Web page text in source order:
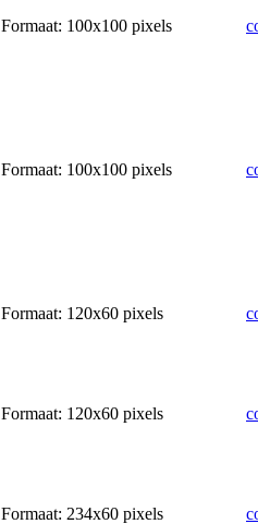
Formaat: 100x100 pixels
Formaat: 100x100 pixels
Formaat: 120x60 pixels
Formaat: 120x60 pixels
Formaat: 234x60 pixels